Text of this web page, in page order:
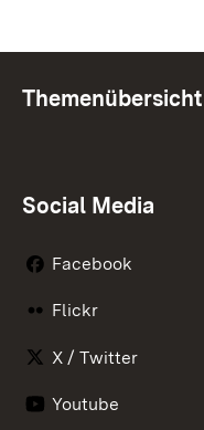
Themenübersicht
Social Media
Facebook
Flickr
X / Twitter
Youtube